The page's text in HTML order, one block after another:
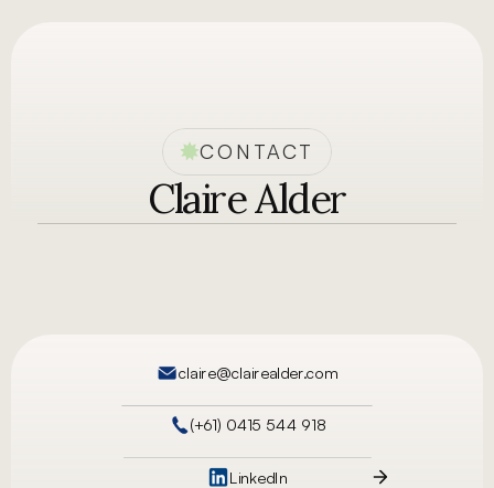
CONTACT
Claire Alder
claire@clairealder.com
(+61) 0415 544 918
LinkedIn